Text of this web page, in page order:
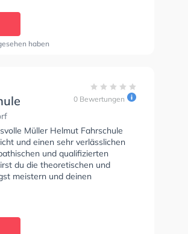
In der Fahrschule Lohrmann
haben
0 Bewertungen
Müller Helmut Fahrschule
und einen sehr verlässlichen
und qualifizierten
du die theoretischen und
meistern und deinen